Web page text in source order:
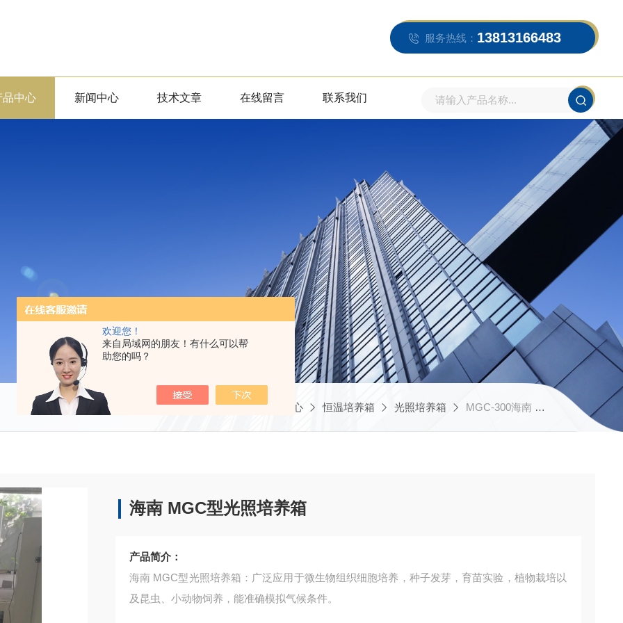
欢迎您！
来自局域网的朋友！有什么可以帮
助您的吗？
服务热线： 13813166483
品中心 新闻中心 技术文章 在线留言 联系我们
当前位置：首页 产品中心 恒温培养箱 光照培养箱 MGC-300海南 MGC型光照培养箱
海南 MGC型光照培养箱
产品简介：
海南 MGC型光照培养箱：广泛应用于微生物组织细胞培养，种子发芽，育苗实验，植物栽培以
及昆虫、小动物饲养，能准确模拟气候条件。